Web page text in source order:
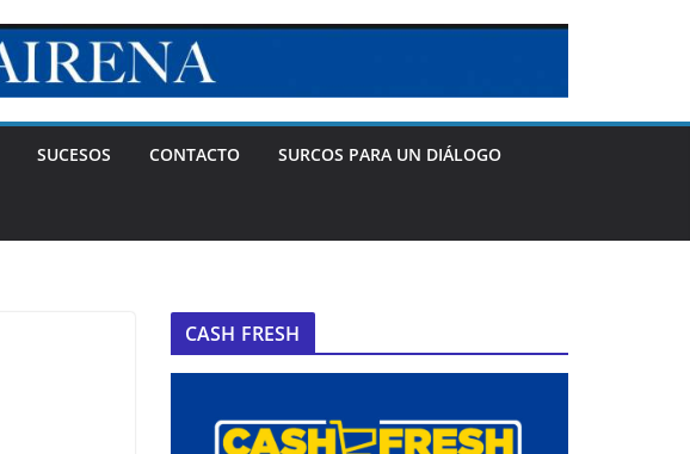
SUCESOS CONTACTO SURCOS PARA UN DIÁLOGO
CASH FRESH